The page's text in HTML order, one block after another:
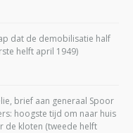
dat de demobilisatie half
helft april 1949)
brief aan generaal Spoor
hoogste tijd om naar huis
de kloten (tweede helft